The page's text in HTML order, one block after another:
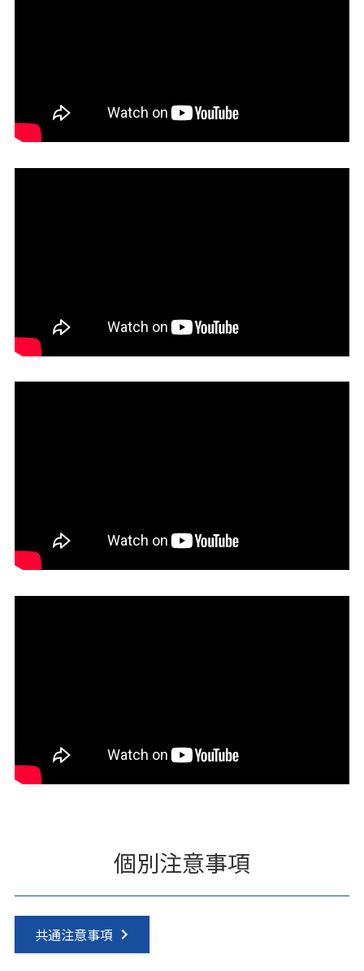
個別注意事項
共通注意事項